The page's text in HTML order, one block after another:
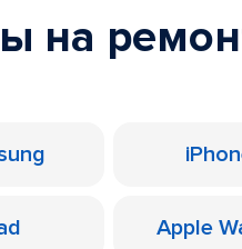
на
Apple